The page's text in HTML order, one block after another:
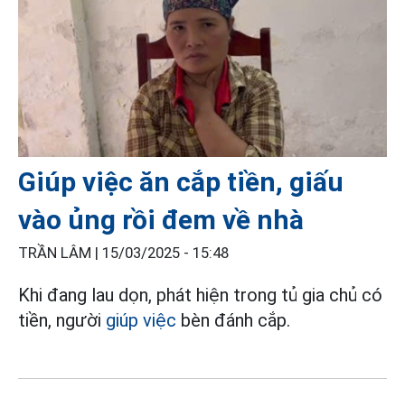
Giúp việc ăn cắp tiền, giấu
vào ủng rồi đem về nhà
TRẦN LÂM | 15/03/2025 - 15:48
Khi đang lau dọn, phát hiện trong tủ gia chủ có
tiền, người giúp việc bèn đánh cắp.